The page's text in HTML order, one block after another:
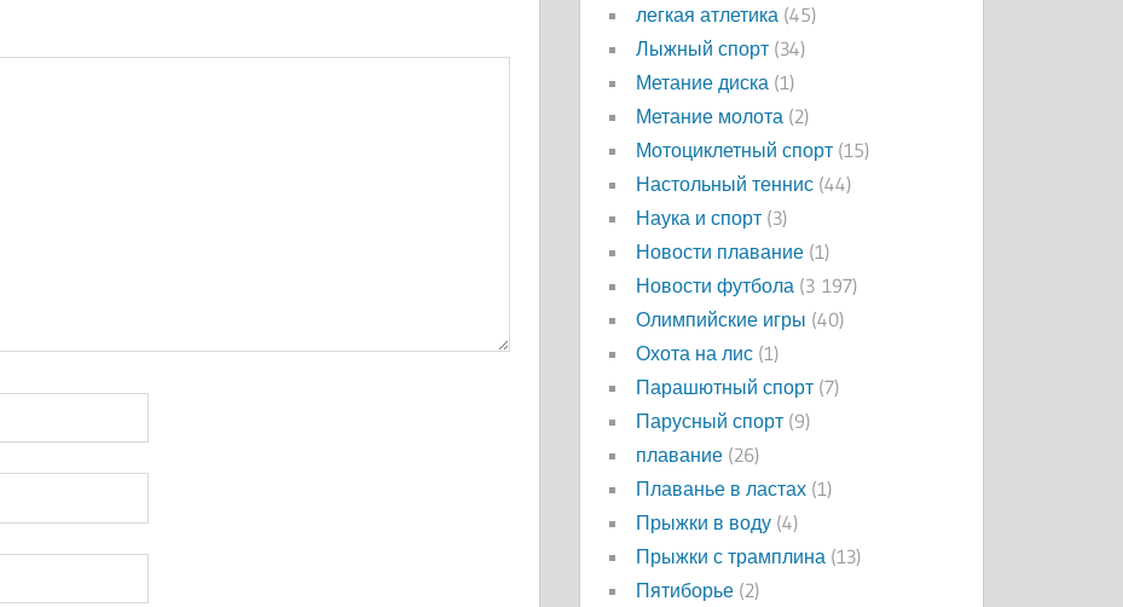
легкая атлетика (45)
Лыжный спорт (34)
Метание диска (1)
Метание молота (2)
Мотоциклетный спорт (15)
Настольный теннис (44)
Наука и спорт (3)
Новости плавание (1)
Новости футбола (3 197)
Олимпийские игры (40)
Охота на лис (1)
Парашютный спорт (7)
Парусный спорт (9)
плавание (26)
Плаванье в ластах (1)
Прыжки в воду (4)
Прыжки с трамплина (13)
Пятиборье (2)